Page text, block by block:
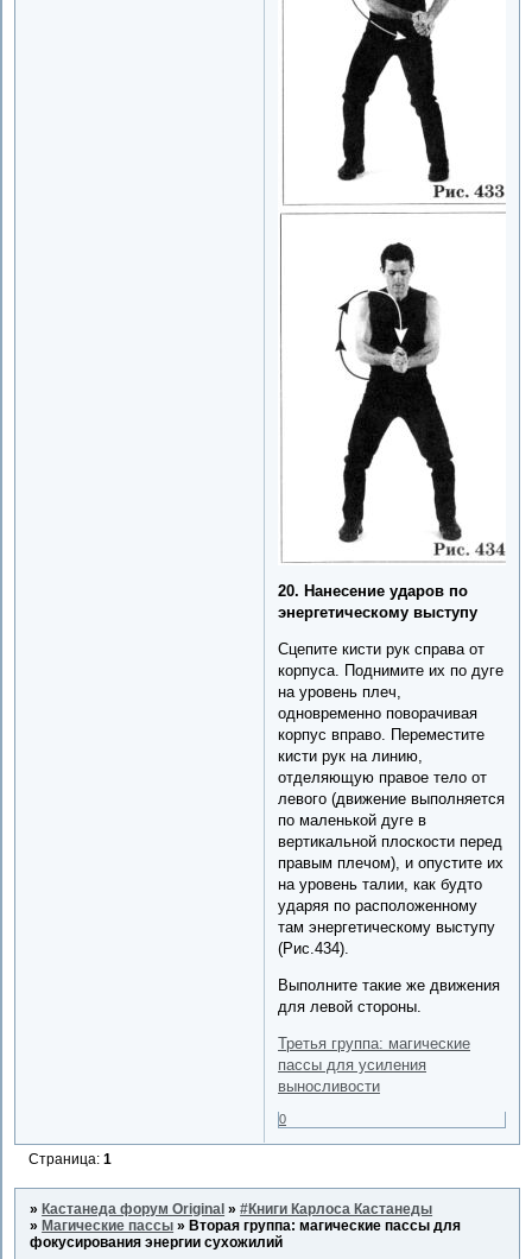
20. Нанесение ударов по
энергетическому выступу
Сцепите кисти рук справа от
корпуса. Поднимите их по дуге
на уровень плеч,
одновременно поворачивая
корпус вправо. Переместите
кисти рук на линию,
отделяющую правое тело от
левого (движение выполняется
по маленькой дуге в
вертикальной плоскости перед
правым плечом), и опустите их
на уровень талии, как будто
ударяя по расположенному
там энергетическому выступу
(Рис.434).
Выполните такие же движения
для левой стороны.
Третья группа: магические
пассы для усиления
выносливости
0
Страница:1
»Кастанеда форум Original »#Книги Карлоса Кастанеды
»Магические пассы »Вторая группа: магические пассы для
фокусирования энергии сухожилий